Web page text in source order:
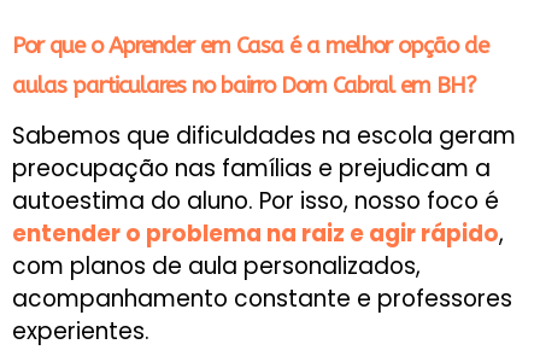
Por que o Aprender em Casa é a melhor opção de
aulas particulares no bairro Dom Cabral em BH?
Sabemos que dificuldades na escola geram
preocupação nas famílias e prejudicam a
autoestima do aluno. Por isso, nosso foco é
entender o problema na raiz e agir rápido,
com planos de aula personalizados,
acompanhamento constante e professores
experientes.